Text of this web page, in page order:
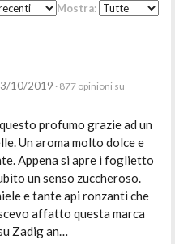
Mostra:
10/2019 · 877 opinioni su
profumo grazie ad un
Un aroma molto dolce e
Appena si apre i foglietto
un senso zuccheroso.
e tante api ronzanti che
affatto questa marca
Zadig an…